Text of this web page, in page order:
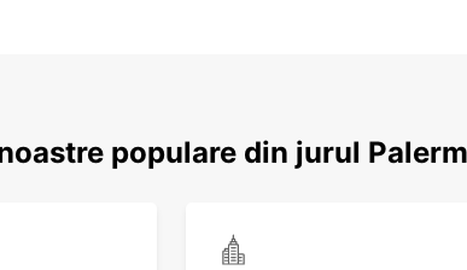
populare din jurul